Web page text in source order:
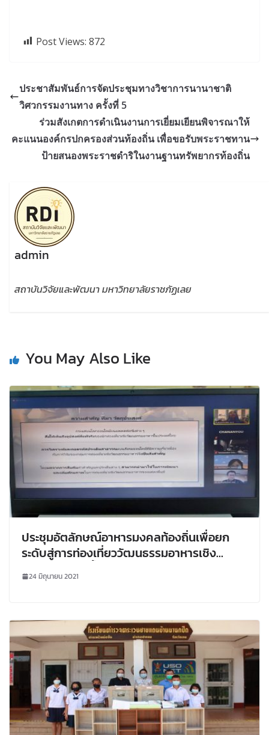
Post Views: 872
ประชาสัมพันธ์การจัดประชุมทางวิชาการนานาชาติ
วิศวกรรมงานทาง ครั้งที่ 5
ร่วมสังเกตการดำเนินงานการเยี่ยมเยียนพิจารณาให้
คะแนนองค์กรปกครองส่วนท้องถิ่น เพื่อขอรับพระราชทาน
ป้ายสนองพระราชดำริในงานฐานทรัพยากรท้องถิ่น
admin
สถาบันวิจัยและพัฒนา มหาวิทยาลัยราชภัฏเลย
You May Also Like
ประชุมอัตลักษณ์อาหารมงคลท้องถิ่นเพื่อยก
ระดับสู่การท่องเที่ยววัฒนธรรมอาหารเชิง
จัดการทุนด้านการพัฒนาระดับพื้นที่ (บพข.)
24 มิถุนายน 2021